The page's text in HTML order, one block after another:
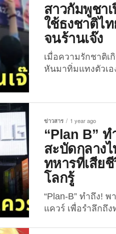
สาวกัมพูชา
ใช้ธงชาติไ
จนร้านเจ๊ง
เมื่อความรักชาติเ
หันมาทิ่มแทงตัวเ
แต่สุดท้ายกลับต้อ
เคารพวัฒนธรรม
รายงานของสำนัก
กันยายน 2568) เ
เปิดร้านอาหารใน
วิจารณ์อย่างรุนแ
เธอแสดงออกถึงค
การนำ “ธงชาติไ
เทปทับไว้ สืบเนื่อ
บริเวณชายแดนระ
ข่าวสาร 1 year ago
“Plan B” ท
สะบัดกลาง
ทหารที่เสีย
โลกรู้
“Plan-B” ทำถึง!
แควร์ เพื่อรำลึกถึ